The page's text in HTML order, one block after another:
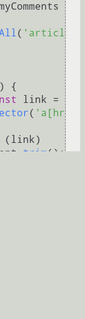
( 'articl
) {
link =
( 'a[hr
(link)
trim ();